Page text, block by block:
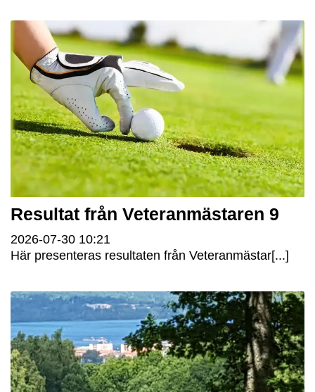
Resultat från Veteranmästaren 9
2026-07-30 10:21
Här presenteras resultaten från Veteranmästar[...]